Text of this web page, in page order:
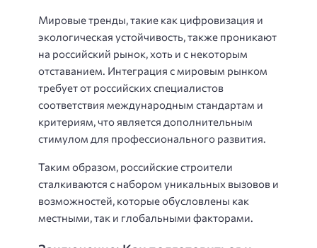
Мировые тренды, такие как цифровизация и
экологическая устойчивость, также проникают
на российский рынок, хоть и с некоторым
отставанием. Интеграция с мировым рынком
требует от российских специалистов
соответствия международным стандартам и
критериям, что является дополнительным
стимулом для профессионального развития.
Таким образом, российские строители
сталкиваются с набором уникальных вызовов и
возможностей, которые обусловлены как
местными, так и глобальными факторами.